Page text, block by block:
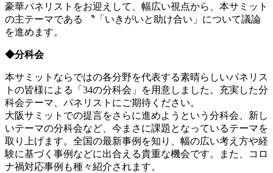
豪華パネリストをお迎えして、幅広い視点から、本サミット
の主テーマである 〝「いきがいと助け合い」について議論
を進めます。
◆分科会
本サミットならではの各分野を代表する素晴らしいパネリス
トの皆様による「34の分科会」を用意しました。充実した分
科会テーマ、パネリストにご期待ください。
大阪サミットでの提言をさらに進めようという分科会、新し
いテーマの分科会など、今まさに課題となっているテーマを
取り上げます。全国の最新事例を知り、幅の広い考え方や経
験に基づく事例などに出合える貴重な機会です。また、コロ
ナ禍対応事例も種々紹介されます。